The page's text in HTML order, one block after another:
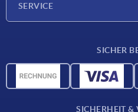
SERVICE
CAD-Daten
SICHER
SICHERHEIT &